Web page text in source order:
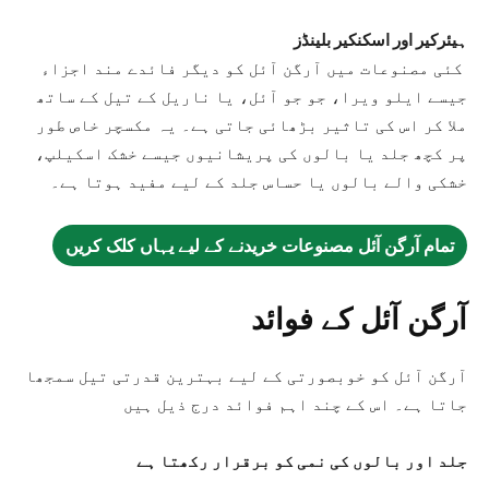
ہیئرکیر اور اسکنکیر بلینڈز
کئی مصنوعات میں آرگن آئل کو دیگر فائدے مند اجزاء
جیسے ایلو ویرا، جو جو آئل، یا ناریل کے تیل کے ساتھ
ملا کر اس کی تاثیر بڑھائی جاتی ہے۔ یہ مکسچر خاص طور
پر کچھ جلد یا بالوں کی پریشانیوں جیسے خشک اسکیلپ،
خشکی والے بالوں یا حساس جلد کے لیے مفید ہوتا ہے۔
تمام آرگن آئل مصنوعات خریدنے کے لیے یہاں کلک کریں
آرگن آئل کے فوائد
آرگن آئل کو خوبصورتی کے لیے بہترین قدرتی تیل سمجھا
جاتا ہے۔ اس کے چند اہم فوائد درج ذیل ہیں
جلد اور بالوں کی نمی کو برقرار رکھتا ہے